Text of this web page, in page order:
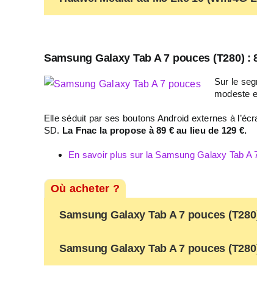
Samsung Galaxy Tab A 7 pouces (T280) :
Sur le
modeste
Elle séduit par ses boutons Android externes à
SD. La Fnac la propose à 89 € au lieu de 129 €.
En savoir plus sur la Samsung Galaxy Tab A
Où acheter ?
Samsung Galaxy Tab A 7 pouces
Samsung Galaxy Tab A 7 pouces